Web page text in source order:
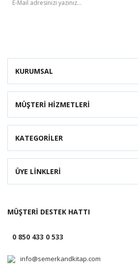
KURUMSAL
MÜŞTERİ HİZMETLERİ
KATEGORİLER
ÜYE LİNKLERİ
MÜŞTERİ DESTEK HATTI
0 850 433 0 533
info@semerkandkitap.com